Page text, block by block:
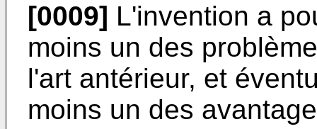
[0009] L'invention a
moins un des
l'art antérieur, et
moins un des